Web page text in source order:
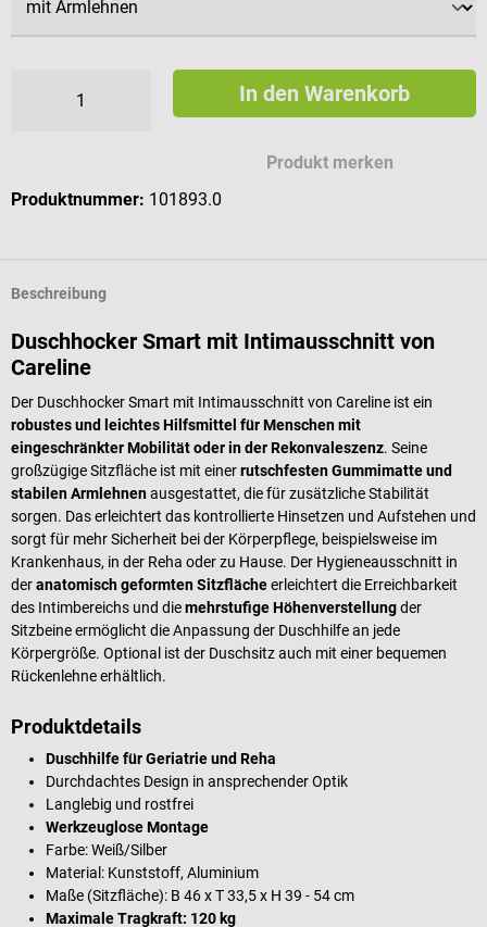
In den Warenkorb
Produkt merken
Produktnummer: 101893.0
Beschreibung
Duschhocker Smart mit Intimausschnitt von
Careline
Der Duschhocker Smart mit Intimausschnitt von Careline ist ein
robustes und leichtes Hilfsmittel für Menschen mit
eingeschränkter Mobilität oder in der Rekonvaleszenz. Seine
großzügige Sitzfläche ist mit einerrutschfesten Gummimatte und
stabilen Armlehnenausgestattet, die für zusätzliche Stabilität
sorgen. Das erleichtert das kontrollierte Hinsetzen und Aufstehen und
sorgt für mehr Sicherheit bei der Körperpflege, beispielsweise im
Krankenhaus, in der Reha oder zu Hause. Der Hygieneausschnitt in
deranatomisch geformten Sitzflächeerleichtert die Erreichbarkeit
des Intimbereichs und diemehrstufige Höhenverstellungder
Sitzbeine ermöglicht die Anpassung der Duschhilfe an jede
Körpergröße. Optional ist der Duschsitz auch mit einer bequemen
Rückenlehne erhältlich.
Produktdetails
Duschhilfe für Geriatrie und Reha
Durchdachtes Design in ansprechender Optik
Langlebig und rostfrei
Werkzeuglose Montage
Farbe: Weiß/Silber
Material: Kunststoff, Aluminium
Maße (Sitzfläche): B 46 x T 33,5 x H 39 - 54 cm
Maximale Tragkraft: 120 kg